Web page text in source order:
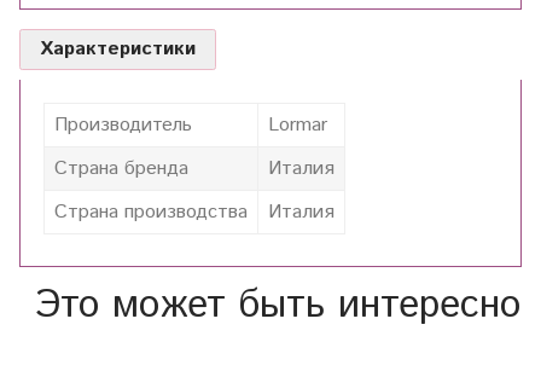
Характеристики
Производитель
Lormar
Страна бренда
Италия
Страна производства
Италия
Это может быть интересно